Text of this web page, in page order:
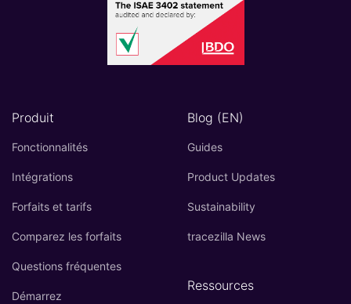
Produit
Fonctionnalités
Intégrations
Forfaits et tarifs
Comparez les forfaits
Questions fréquentes
Démarrez
Blog (EN)
Guides
Product Updates
Sustainability
tracezilla News
Ressources